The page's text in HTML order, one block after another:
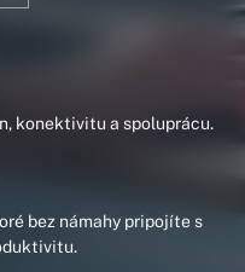
konektivitu a spoluprácu.
bez námahy pripojíte s